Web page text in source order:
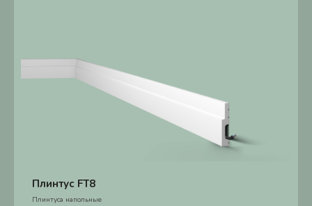
Плинтус FT8
Плинтуса напольные